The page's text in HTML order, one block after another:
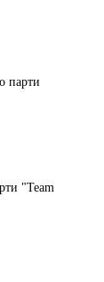
парти
"Team